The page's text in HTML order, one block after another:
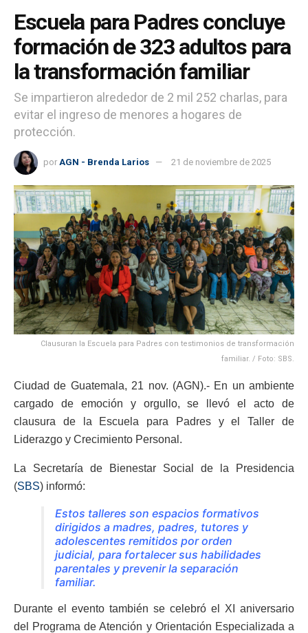
Escuela para Padres concluye
formación de 323 adultos para
la transformación familiar
Se impartieron alrededor de 2 mil 252 charlas, para
evitar el ingreso de menores a hogares de
protección.
por AGN - Brenda Larios 21 de noviembre de 2025
Clausuran la Escuela para Padres con testimonios de transformación
familiar. / Foto: SBS.
Ciudad de Guatemala, 21 nov. (AGN).- En un ambiente
cargado de emoción y orgullo, se llevó el acto de
clausura de la Escuela para Padres y el Taller de
Liderazgo y Crecimiento Personal.
La Secretaría de Bienestar Social de la Presidencia
(SBS) informó:
Estos talleres son espacios formativos
dirigidos a madres, padres, tutores y
adolescentes remitidos por orden
judicial, para fortalecer sus habilidades
parentales y prevenir la separación
familiar.
Durante el evento también se celebró el XI aniversario
del Programa de Atención y Orientación Especializada a